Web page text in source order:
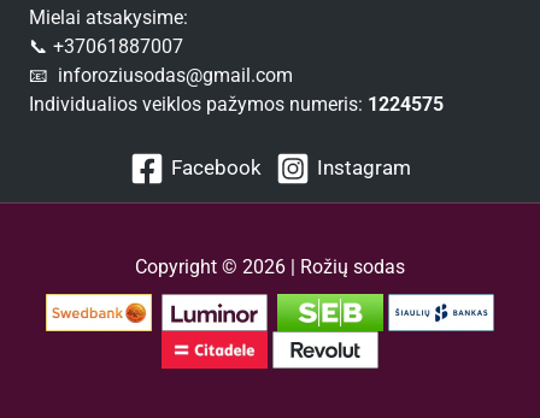
Mielai atsakysime:
📞 +37061887007
📧 inforoziusodas@gmail.com
Individualios veiklos pažymos numeris: 1224575
Facebook Instagram
Copyright © 2026 | Rožių sodas